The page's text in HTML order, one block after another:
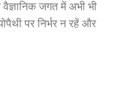
जगत में अभी भी
पर निर्भर न रहें और